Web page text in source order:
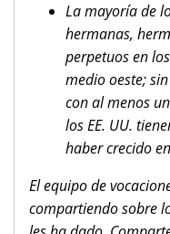
La mayoría de
hermanas,
perpetuos en
medio oeste;
con al menos
los EE. UU.
haber crecido
El equipo de
compartiendo sobre